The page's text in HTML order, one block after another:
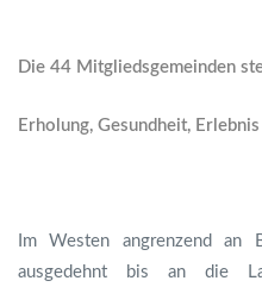
Die 44 Mitgliedsgemeinden
Erholung, Gesundheit,
Im Westen angrenzend an
ausgedehnt bis an die